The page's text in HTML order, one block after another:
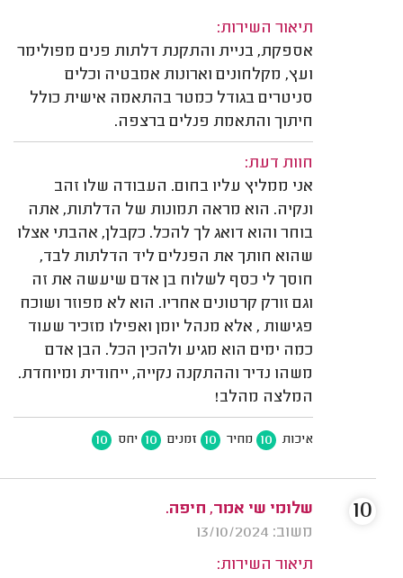
תיאור השירות:
אספקת, בניית והתקנת דלתות פנים מפולימר
ועץ, מקלחונים וארונות אמבטיה וכלים
סניטרים בגודל כמטר בהתאמה אישית כולל
חיתוך והתאמת פנלים ברצפה.
חוות דעת:
אני ממליץ עליו בחום. העבודה שלו זהב
ונקיה. הוא מראה תמונות של הדלתות, אתה
בוחר והוא דואג לך להכל. כקבלן, אהבתי אצלו
שהוא חותך את הפנלים ליד הדלתות לבד,
חוסך לי כסף לשלוח בן אדם שיעשה את זה
וגם זורק קרטונים אחריו. הוא לא מפוזר ושוכח
פגישות , אלא מנהל יומן ואפילו מזכיר שעוד
כמה ימים הוא מגיע ולהכין הכל. הבן אדם
משהו נדיר וההתקנה נקייה, ייחודית ומיוחדת.
המלצה מהלב!
איכות 10 מחיר 10 זמנים 10 יחס 10
שלומי שי אמר, חיפה.
משוב: 13/10/2024
תיאור השירות:
10